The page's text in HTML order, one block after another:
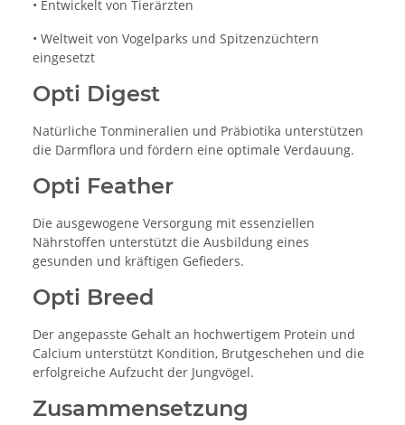
• Entwickelt von Tierärzten
• Weltweit von Vogelparks und Spitzenzüchtern
eingesetzt
Opti Digest
Natürliche Tonmineralien und Präbiotika unterstützen
die Darmflora und fördern eine optimale Verdauung.
Opti Feather
Die ausgewogene Versorgung mit essenziellen
Nährstoffen unterstützt die Ausbildung eines
gesunden und kräftigen Gefieders.
Opti Breed
Der angepasste Gehalt an hochwertigem Protein und
Calcium unterstützt Kondition, Brutgeschehen und die
erfolgreiche Aufzucht der Jungvögel.
Zusammensetzung